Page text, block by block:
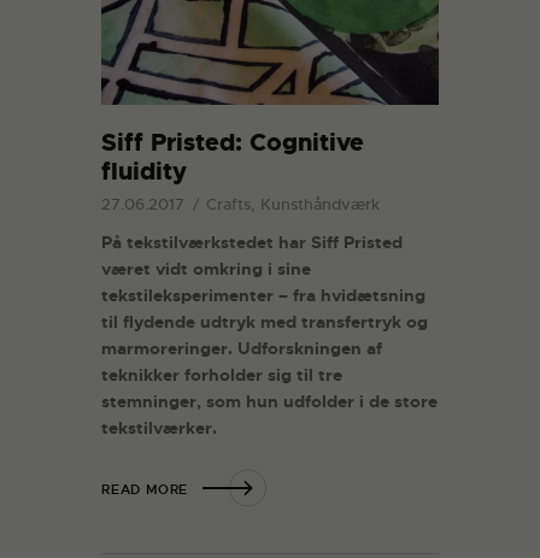
Siff Pristed: Cognitive
fluidity
27.06.2017 Crafts, Kunsthåndværk
På tekstilværkstedet har Siff Pristed
været vidt omkring i sine
tekstileksperimenter – fra hvidætsning
til flydende udtryk med transfertryk og
marmoreringer. Udforskningen af
teknikker forholder sig til tre
stemninger, som hun udfolder i de store
tekstilværker.
READ MORE